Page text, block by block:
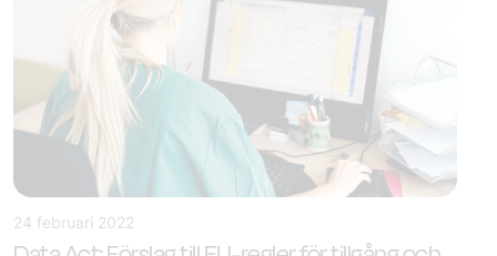
24 februari 2022